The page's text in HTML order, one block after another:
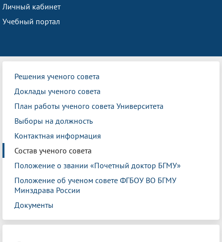
Личный кабинет
Учебный портал
Решения ученого совета
Доклады ученого совета
План работы ученого совета Университета
Выборы на должность
Контактная информация
Состав ученого совета
Положение о звании «Почетный доктор БГМУ»
Положение об ученом совете ФГБОУ ВО БГМУ
Минздрава России
Документы